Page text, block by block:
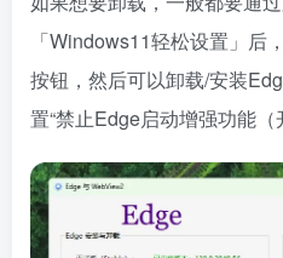
「Windows11轻松设置」后
按钮，然后可以卸载/安装
置“禁止Edge启动增强功能（